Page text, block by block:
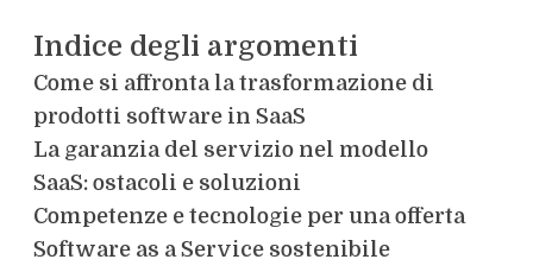
Indice degli argomenti
Come si affronta la trasformazione di
prodotti software in SaaS
La garanzia del servizio nel modello
SaaS: ostacoli e soluzioni
Competenze e tecnologie per una offerta
Software as a Service sostenibile